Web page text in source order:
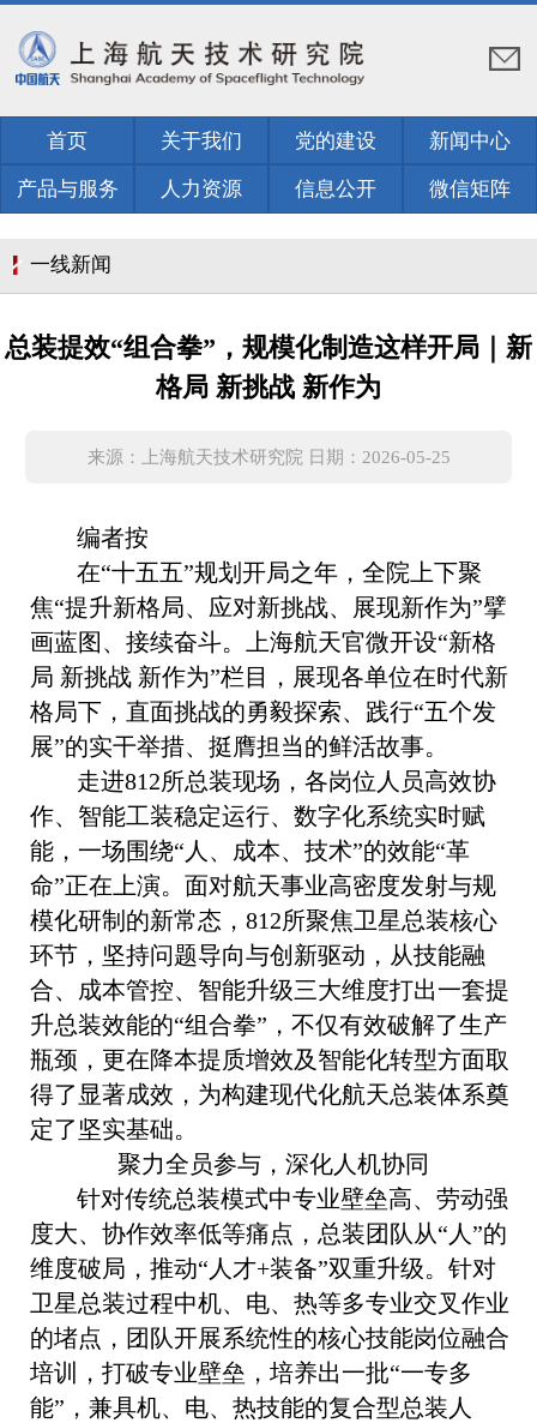
首页 关于我们 党的建设 新闻中心
产品与服务 人力资源 信息公开 微信矩阵
一线新闻
总装提效“组合拳”，规模化制造这样开局｜新
格局 新挑战 新作为
来源：上海航天技术研究院 日期：2026-05-25
编者按
在“十五五”规划开局之年，全院上下聚
焦“提升新格局、应对新挑战、展现新作为”擘
画蓝图、接续奋斗。上海航天官微开设“新格
局 新挑战 新作为”栏目，展现各单位在时代新
格局下，直面挑战的勇毅探索、践行“五个发
展”的实干举措、挺膺担当的鲜活故事。
走进812所总装现场，各岗位人员高效协
作、智能工装稳定运行、数字化系统实时赋
能，一场围绕“人、成本、技术”的效能“革
命”正在上演。面对航天事业高密度发射与规
模化研制的新常态，812所聚焦卫星总装核心
环节，坚持问题导向与创新驱动，从技能融
合、成本管控、智能升级三大维度打出一套提
升总装效能的“组合拳”，不仅有效破解了生产
瓶颈，更在降本提质增效及智能化转型方面取
得了显著成效，为构建现代化航天总装体系奠
定了坚实基础。
聚力全员参与，深化人机协同
针对传统总装模式中专业壁垒高、劳动强
度大、协作效率低等痛点，总装团队从“人”的
维度破局，推动“人才+装备”双重升级。针对
卫星总装过程中机、电、热等多专业交叉作业
的堵点，团队开展系统性的核心技能岗位融合
培训，打破专业壁垒，培养出一批“一专多
能”，兼具机、电、热技能的复合型总装人